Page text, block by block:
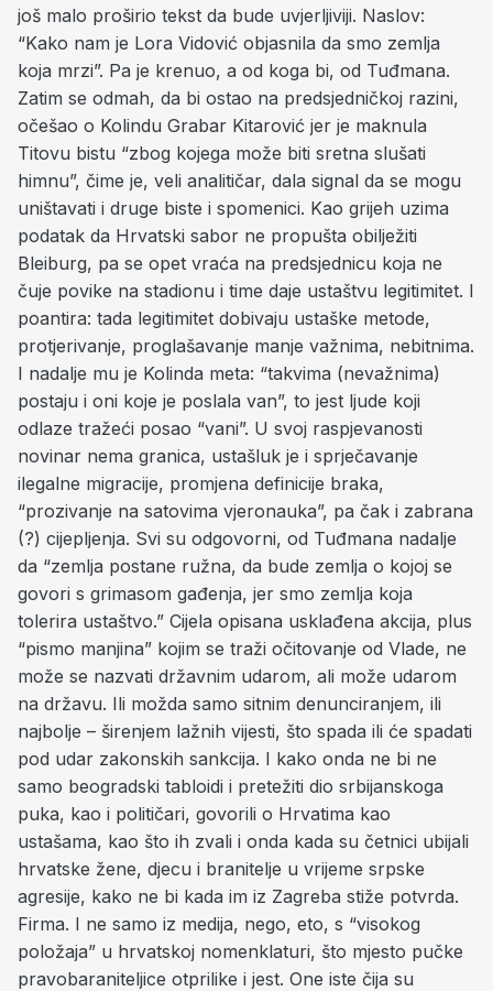
još malo proširio tekst da bude uvjerljiviji. Naslov:
“Kako nam je Lora Vidović objasnila da smo zemlja
koja mrzi”. Pa je krenuo, a od koga bi, od Tuđmana.
Zatim se odmah, da bi ostao na predsjedničkoj razini,
očešao o Kolindu Grabar Kitarović jer je maknula
Titovu bistu “zbog kojega može biti sretna slušati
himnu”, čime je, veli analitičar, dala signal da se mogu
uništavati i druge biste i spomenici. Kao grijeh uzima
podatak da Hrvatski sabor ne propušta obilježiti
Bleiburg, pa se opet vraća na predsjednicu koja ne
čuje povike na stadionu i time daje ustaštvu legitimitet. I
poantira: tada legitimitet dobivaju ustaške metode,
protjerivanje, proglašavanje manje važnima, nebitnima.
I nadalje mu je Kolinda meta: “takvima (nevažnima)
postaju i oni koje je poslala van”, to jest ljude koji
odlaze tražeći posao “vani”. U svoj raspjevanosti
novinar nema granica, ustašluk je i sprječavanje
ilegalne migracije, promjena definicije braka,
“prozivanje na satovima vjeronauka”, pa čak i zabrana
(?) cijepljenja. Svi su odgovorni, od Tuđmana nadalje
da “zemlja postane ružna, da bude zemlja o kojoj se
govori s grimasom gađenja, jer smo zemlja koja
tolerira ustaštvo.” Cijela opisana usklađena akcija, plus
“pismo manjina” kojim se traži očitovanje od Vlade, ne
može se nazvati državnim udarom, ali može udarom
na državu. Ili možda samo sitnim denunciranjem, ili
najbolje – širenjem lažnih vijesti, što spada ili će spadati
pod udar zakonskih sankcija. I kako onda ne bi ne
samo beogradski tabloidi i pretežiti dio srbijanskoga
puka, kao i političari, govorili o Hrvatima kao
ustašama, kao što ih zvali i onda kada su četnici ubijali
hrvatske žene, djecu i branitelje u vrijeme srpske
agresije, kako ne bi kada im iz Zagreba stiže potvrda.
Firma. I ne samo iz medija, nego, eto, s “visokog
položaja” u hrvatskoj nomenklaturi, što mjesto pučke
pravobaraniteljice otprilike i jest. One iste čija su